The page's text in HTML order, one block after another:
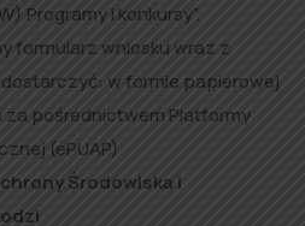
Programy i konkursy”.
formularz wniosku wraz z
w formie papierowej
za pośrednictwem Platformy
(ePUAP)
Środowiska i